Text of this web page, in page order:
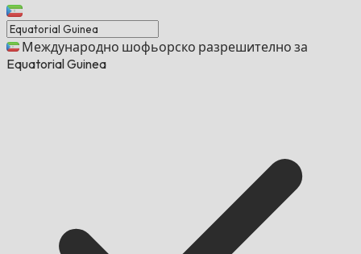
Международно шофьорско разрешително за
Equatorial Guinea